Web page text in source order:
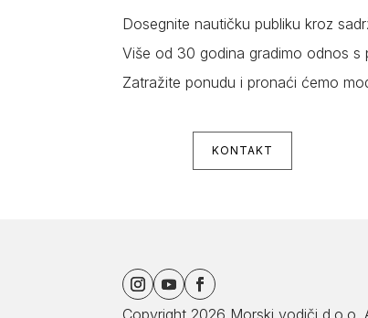
Dosegnite nautičku publiku kroz
Više od 30 godina gradimo odnos s
Zatražite ponudu i pronaći ćemo
KONTAKT
Copyright 2026 Morski vodiči d.o.o